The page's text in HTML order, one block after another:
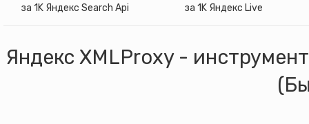
за 1K Яндекс Search Api за 1K Яндекс Live
Яндекс XMLProxy -